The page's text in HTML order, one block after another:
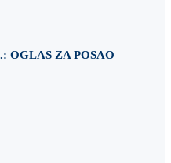
OGLAS ZA POSAO